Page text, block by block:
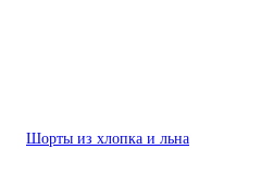
Шорты из хлопка и льна